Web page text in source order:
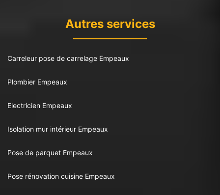
Autres services
Carreleur pose de carrelage Empeaux
Plombier Empeaux
Electricien Empeaux
Isolation mur intérieur Empeaux
Pose de parquet Empeaux
Pose rénovation cuisine Empeaux